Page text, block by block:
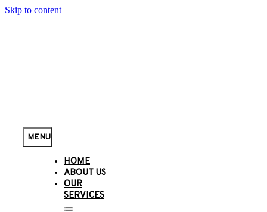
Skip to content
MENU
HOME
ABOUT US
OUR
SERVICES